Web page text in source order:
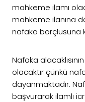
mahkeme ilamı
mahkeme ilanına
nafaka borçlusuna
Nafaka
olacaktır çünkü
dayanmaktadır.
başvurarak ilamlı